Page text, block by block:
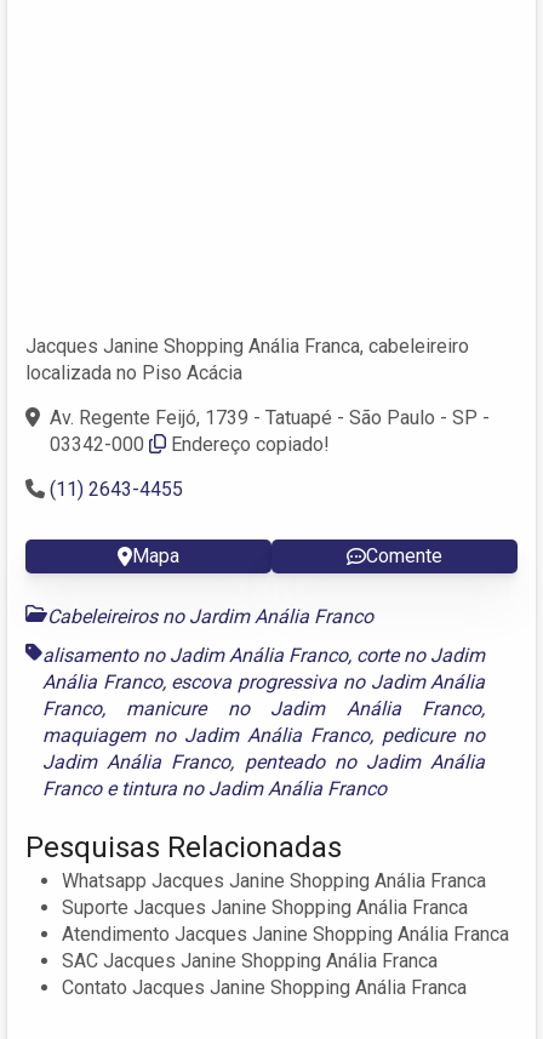
Jacques Janine Shopping Anália Franca, cabeleireiro
localizada no Piso Acácia
Av. Regente Feijó, 1739 - Tatuapé - São Paulo - SP -
03342-000
Endereço copiado!
(11) 2643-4455
Mapa Comente
Cabeleireiros no Jardim Anália Franco
alisamento no Jadim Anália Franco, corte no Jadim
Anália Franco, escova progressiva no Jadim Anália
Franco, manicure no Jadim Anália Franco,
maquiagem no Jadim Anália Franco, pedicure no
Jadim Anália Franco, penteado no Jadim Anália
Francoe tintura no Jadim Anália Franco
Pesquisas Relacionadas
Whatsapp Jacques Janine Shopping Anália Franca
Suporte Jacques Janine Shopping Anália Franca
Atendimento Jacques Janine Shopping Anália Franca
SAC Jacques Janine Shopping Anália Franca
Contato Jacques Janine Shopping Anália Franca